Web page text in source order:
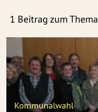
1 Beitrag zum Thema
Kommunalwahl